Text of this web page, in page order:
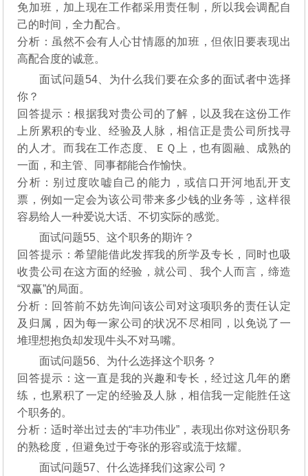
免加班，加上现在工作都采用责任制，所以我会调配自
己的时间，全力配合。
分析：虽然不会有人心甘情愿的加班，但依旧要表现出
高配合度的诚意。
面试问题54、为什么我们要在众多的面试者中选择
你？
回答提示：根据我对贵公司的了解，以及我在这份工作
上所累积的专业、经验及人脉，相信正是贵公司所找寻
的人才。而我在工作态度、ＥＱ上，也有圆融、成熟的
一面，和主管、同事都能合作愉快。
分析：别过度吹嘘自己的能力，或信口开河地乱开支
票，例如一定会为该公司带来多少钱的业务等，这样很
容易给人一种爱说大话、不切实际的感觉。
面试问题55、这个职务的期许？
回答提示：希望能借此发挥我的所学及专长，同时也吸
收贵公司在这方面的经验，就公司、我个人而言，缔造
“双赢”的局面。
分析：回答前不妨先询问该公司对这项职务的责任认定
及归属，因为每一家公司的状况不尽相同，以免说了一
堆理想抱负却发现牛头不对马嘴。
面试问题56、为什么选择这个职务？
回答提示：这一直是我的兴趣和专长，经过这几年的磨
练，也累积了一定的经验及人脉，相信我一定能胜任这
个职务的。
分析：适时举出过去的“丰功伟业”，表现出你对这份职务
的熟稔度，但避免过于夸张的形容或流于炫耀。
面试问题57、什么选择我们这家公司？